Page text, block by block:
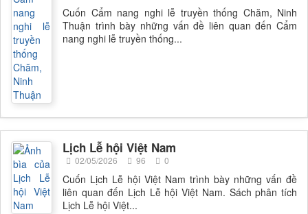
Cuốn Cẩm nang nghi lễ truyền thống Chăm, Ninh
Thuận trình bày những vấn đề liên quan đến Cẩm
nang nghi lễ truyền thống...
Lịch Lễ hội Việt Nam
02/05/2026 96 0
Cuốn Lịch Lễ hội Việt Nam trình bày những vấn đề
liên quan đến Lịch Lễ hội Việt Nam. Sách phân tích
Lịch Lễ hội Việt...